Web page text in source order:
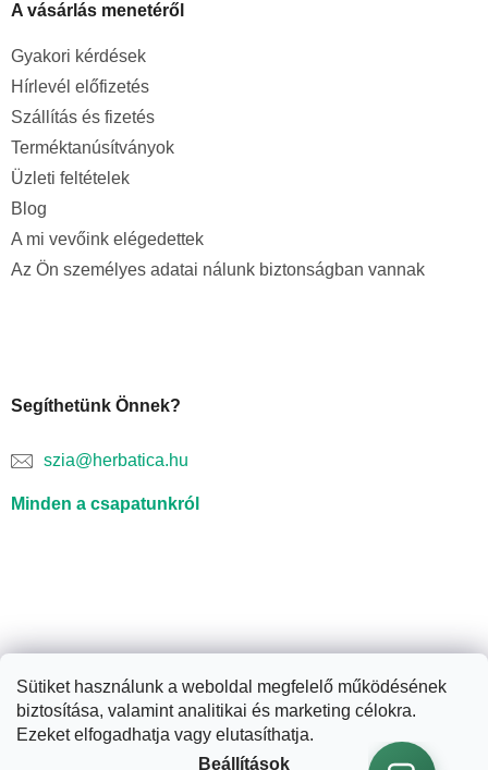
Sütiket használunk a weboldal megfelelő működésének
biztosítása, valamint analitikai és marketing célokra.
Ezeket elfogadhatja vagy elutasíthatja.
Beállítások
A vásárlás menetéről
Gyakori kérdések
Hírlevél előfizetés
Szállítás és fizetés
Terméktanúsítványok
Üzleti feltételek
Blog
A mi vevőink elégedettek
Az Ön személyes adatai nálunk biztonságban vannak
Segíthetünk Önnek?
szia@herbatica.hu
Minden a csapatunkról
Shoptet készítette